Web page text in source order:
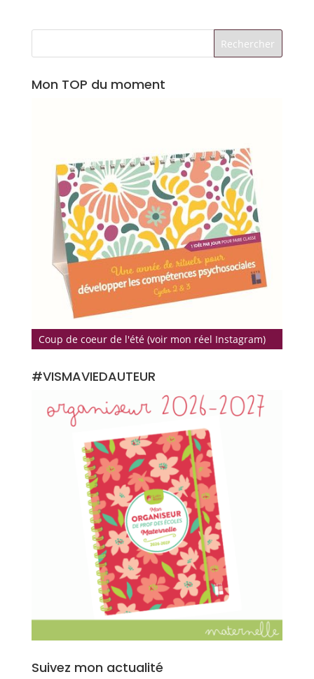
Mon TOP du moment
Coup de coeur de l'été (voir mon réel Instagram)
#VISMAVIEDAUTEUR
Suivez mon actualité